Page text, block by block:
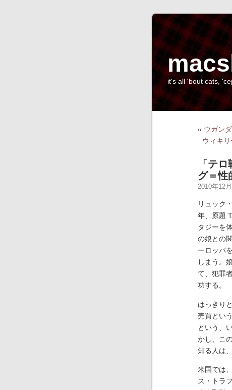
it's all 'bout cats,
« ウガン
ウィキ
「テ
グ＝性
2010年12
リュック
年、原題
タジーを
の娘との
ーロッパ
しまう。
て、犯罪
功する。
はっきり
売買とい
という、
かし、こ
知る人は
米国では
ス・トラ